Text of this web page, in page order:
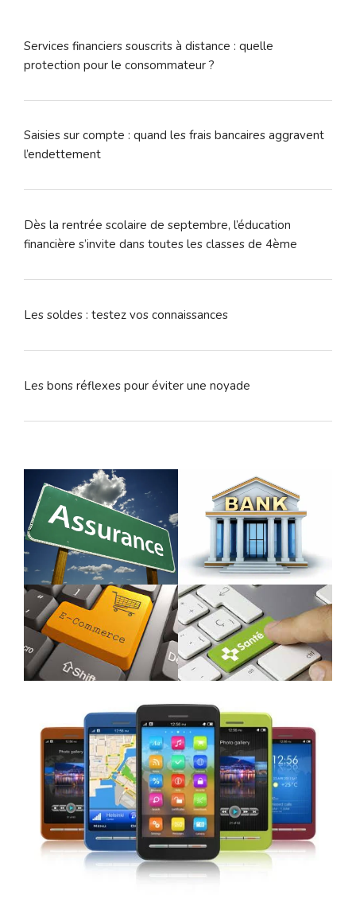
Services financiers souscrits à distance : quelle
protection pour le consommateur ?
Saisies sur compte : quand les frais bancaires aggravent
l’endettement
Dès la rentrée scolaire de septembre, l’éducation
financière s’invite dans toutes les classes de 4ème
Les soldes : testez vos connaissances
Les bons réflexes pour éviter une noyade